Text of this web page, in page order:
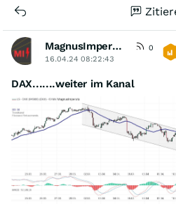
MagnusImperata
0
16.04.24 08:22:43
DAX.......weiter im Kanal